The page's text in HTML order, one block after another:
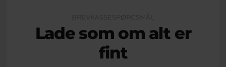
BREVKASSESPØRGSMÅL
Lade som om alt er
fint